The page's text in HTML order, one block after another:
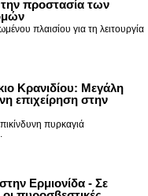
την προστασία των
πλαισίου για τη λειτουργία
Κρανιδίου: Μεγάλη
επιχείρηση στην
πυρκαγιά
Ερμιονίδα - Σε